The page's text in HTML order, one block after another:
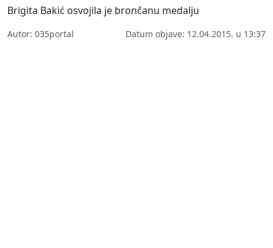
Brigita Bakić osvojila je brončanu medalju
Autor: 035portal Datum objave: 12.04.2015. u 13:37